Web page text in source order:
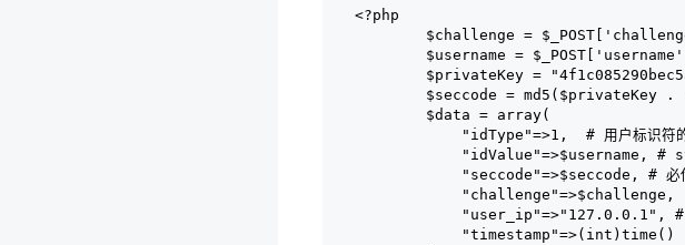
<?php
$challenge =
$username =
$privateKey =
$seccode = md5($privateKey .
	$data = array(
"idType"=>1,  # 用户标识符
"idValue"=>$username, #
"seccode"=>$seccode, #
"challenge"=>$challenge,
"user_ip"=>"127.0.0.1", #
"timestamp"=>(int)time()